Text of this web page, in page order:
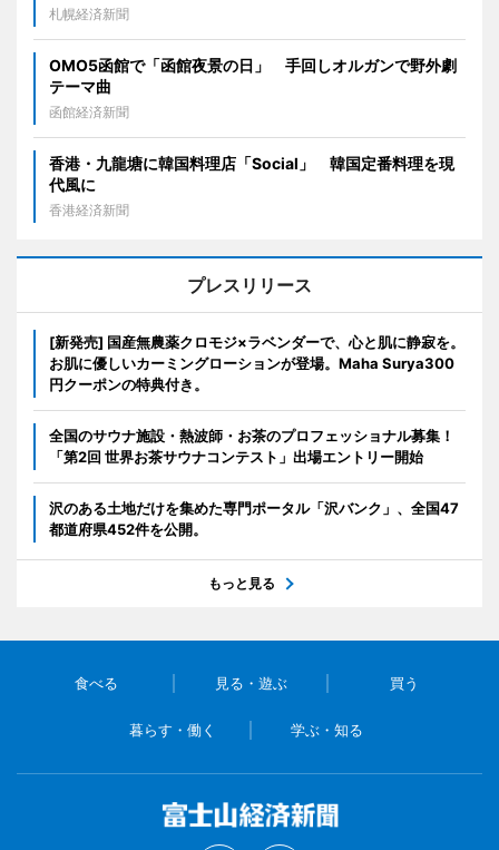
札幌経済新聞
OMO5函館で「函館夜景の日」 手回しオルガンで野外劇
テーマ曲
函館経済新聞
香港・九龍塘に韓国料理店「Social」 韓国定番料理を現
代風に
香港経済新聞
プレスリリース
[新発売] 国産無農薬クロモジ×ラベンダーで、心と肌に静寂を。
お肌に優しいカーミングローションが登場。Maha Surya300
円クーポンの特典付き。
全国のサウナ施設・熱波師・お茶のプロフェッショナル募集！
「第2回 世界お茶サウナコンテスト」出場エントリー開始
沢のある土地だけを集めた専門ポータル「沢バンク」、全国47
都道府県452件を公開。
もっと見る
食べる 見る・遊ぶ 買う
暮らす・働く 学ぶ・知る